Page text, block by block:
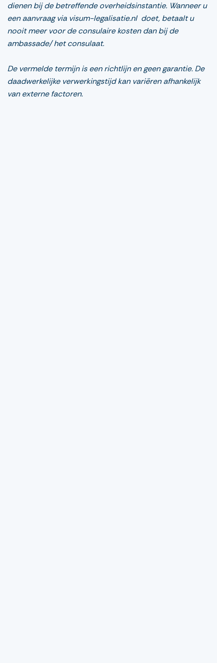
dienen bij de betreffende overheidsinstantie. Wanneer u
een aanvraag via visum-legalisatie.nl doet, betaalt u
nooit meer voor de consulaire kosten dan bij de
ambassade/ het consulaat.
De vermelde termijn is een richtlijn en geen garantie. De
daadwerkelijke verwerkingstijd kan variëren afhankelijk
van externe factoren.